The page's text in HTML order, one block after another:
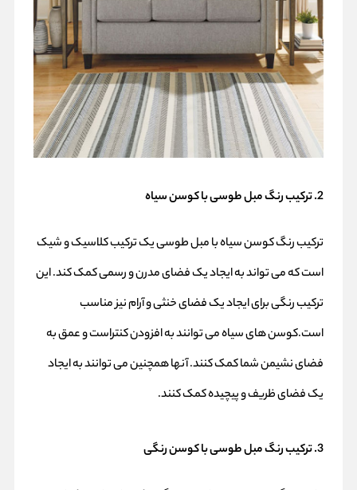
2. ترکیب رنگ مبل طوسی با کوسن سیاه
ترکیب رنگ کوسن سیاه با مبل طوسی یک ترکیب کلاسیک و شیک
است که می تواند به ایجاد یک فضای مدرن و رسمی کمک کند. این
ترکیب رنگی برای ایجاد یک فضای خنثی و آرام نیز مناسب
است.کوسن های سیاه می توانند به افزودن کنتراست و عمق به
فضای نشیمن شما کمک کنند. آنها همچنین می توانند به ایجاد
یک فضای ظریف و پیچیده کمک کنند.
3. ترکیب رنگ مبل طوسی با کوسن رنگی